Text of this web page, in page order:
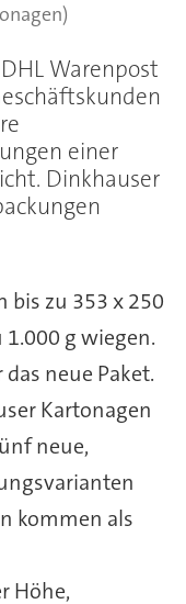
Warenpost
einer
Dinkhauser
bis zu 353 x 250
g wiegen.
neue Paket.
Kartonagen
neue,
kommen als
Höhe,